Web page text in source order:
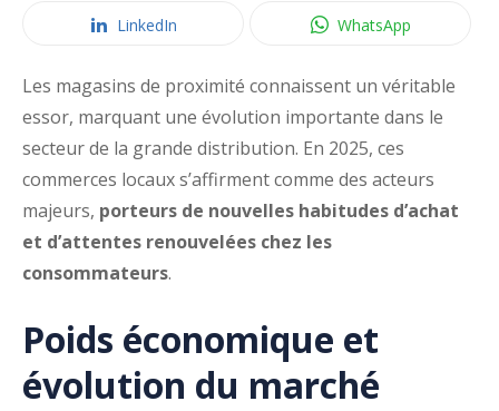
LinkedIn WhatsApp
Les magasins de proximité connaissent un véritable
essor, marquant une évolution importante dans le
secteur de la grande distribution. En 2025, ces
commerces locaux s’affirment comme des acteurs
majeurs, porteurs de nouvelles habitudes d’achat
et d’attentes renouvelées chez les
consommateurs.
Poids économique et
évolution du marché